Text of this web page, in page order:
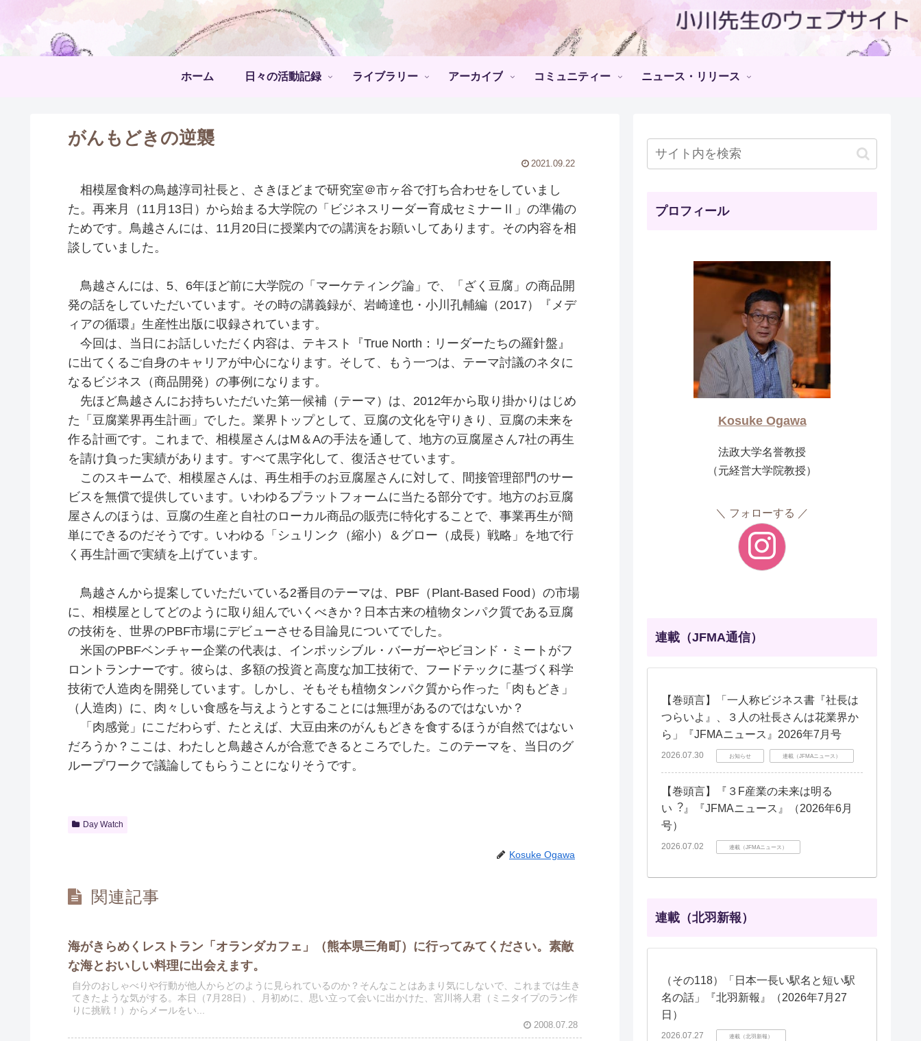
ホーム 日々の活動記録 ライブラリー アーカイブ コミュニティー ニュース・リリース
がんもどきの逆襲
2021.09.22
相模屋食料の鳥越淳司社長と、さきほどまで研究室＠市ヶ谷で打ち合わせをしていまし
た。再来月（11月13日）から始まる大学院の「ビジネスリーダー育成セミナーⅡ」の準備の
ためです。鳥越さんには、11月20日に授業内での講演をお願いしてあります。その内容を相
談していました。
鳥越さんには、5、6年ほど前に大学院の「マーケティング論」で、「ざく豆腐」の商品開
発の話をしていただいています。その時の講義録が、岩崎達也・小川孔輔編（2017）『メデ
ィアの循環』生産性出版に収録されています。
今回は、当日にお話しいただく内容は、テキスト『True North：リーダーたちの羅針盤』
に出てくるご自身のキャリアが中心になります。そして、もう一つは、テーマ討議のネタに
なるビジネス（商品開発）の事例になります。
先ほど鳥越さんにお持ちいただいた第一候補（テーマ）は、2012年から取り掛かりはじめ
た「豆腐業界再生計画」でした。業界トップとして、豆腐の文化を守りきり、豆腐の未来を
作る計画です。これまで、相模屋さんはM＆Aの手法を通して、地方の豆腐屋さん7社の再生
を請け負った実績があります。すべて黒字化して、復活させています。
このスキームで、相模屋さんは、再生相手のお豆腐屋さんに対して、間接管理部門のサー
ビスを無償で提供しています。いわゆるプラットフォームに当たる部分です。地方のお豆腐
屋さんのほうは、豆腐の生産と自社のローカル商品の販売に特化することで、事業再生が簡
単にできるのだそうです。いわゆる「シュリンク（縮小）＆グロー（成長）戦略」を地で行
く再生計画で実績を上げています。
鳥越さんから提案していただいている2番目のテーマは、PBF（Plant-Based Food）の市場
に、相模屋としてどのように取り組んでいくべきか？日本古来の植物タンパク質である豆腐
の技術を、世界のPBF市場にデビューさせる目論見についてでした。
米国のPBFベンチャー企業の代表は、インポッシブル・バーガーやビヨンド・ミートがフ
ロントランナーです。彼らは、多額の投資と高度な加工技術で、フードテックに基づく科学
技術で人造肉を開発しています。しかし、そもそも植物タンパク質から作った「肉もどき」
（人造肉）に、肉々しい食感を与えようとすることには無理があるのではないか？
「肉感覚」にこだわらず、たとえば、大豆由来のがんもどきを食するほうが自然ではない
だろうか？ここは、わたしと鳥越さんが合意できるところでした。このテーマを、当日のグ
ループワークで議論してもらうことになりそうです。
Day Watch
Kosuke Ogawa
関連記事
海がきらめくレストラン「オランダカフェ」（熊本県三角町）に行ってみてください。素敵
な海とおいしい料理に出会えます。
自分のおしゃべりや行動が他人からどのように見られているのか？そんなことはあまり気にしないで、これまでは生き
てきたような気がする。本日（7月28日）、月初めに、思い立って会いに出かけた、宮川将人君（ミニタイプのラン作
りに挑戦！）からメールをい...
2008.07.28
プロフィール
Kosuke Ogawa
法政大学名誉教授
（元経営大学院教授）
フォローする
連載（JFMA通信）
【巻頭言】「一人称ビジネス書『社長は
つらいよ』、３人の社長さんは花業界か
ら」『JFMAニュース』2026年7月号
2026.07.30 お知らせ 連載（JFMAニュース）
【巻頭言】『３F産業の未来は明る
い︖』『JFMAニュース』（2026年6月
号）
2026.07.02 連載（JFMAニュース）
連載（北羽新報）
（その118）「日本一長い駅名と短い駅
名の話」『北羽新報』（2026年7月27
日）
2026.07.27 連載（北羽新報）